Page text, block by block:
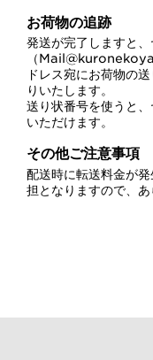
お荷物の追跡
発送が完了しますと
（
ドレス宛にお荷物の
りいたします。
送り状番号を使うと
いただけます。
その他ご注意事項
配送時に転送料金が
担となりますので、あ